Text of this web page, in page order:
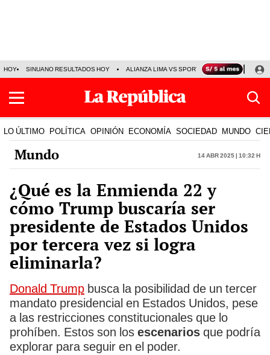
HOY SINUANO RESULTADOS HOY ALIANZA LIMA VS SPORT BOYS JORGE
LO ÚLTIMO POLÍTICA OPINIÓN ECONOMÍA SOCIEDAD MUNDO
Mundo 14 Abr 2025 | 10:32 h
¿Qué es la Enmienda 22 y
cómo Trump buscaría ser
presidente de Estados Unidos
por tercera vez si logra
eliminarla?
Donald Trump busca la posibilidad de un tercer
mandato presidencial en Estados Unidos, pese
a las restricciones constitucionales que lo
prohíben. Estos son los escenarios que podría
explorar para seguir en el poder.